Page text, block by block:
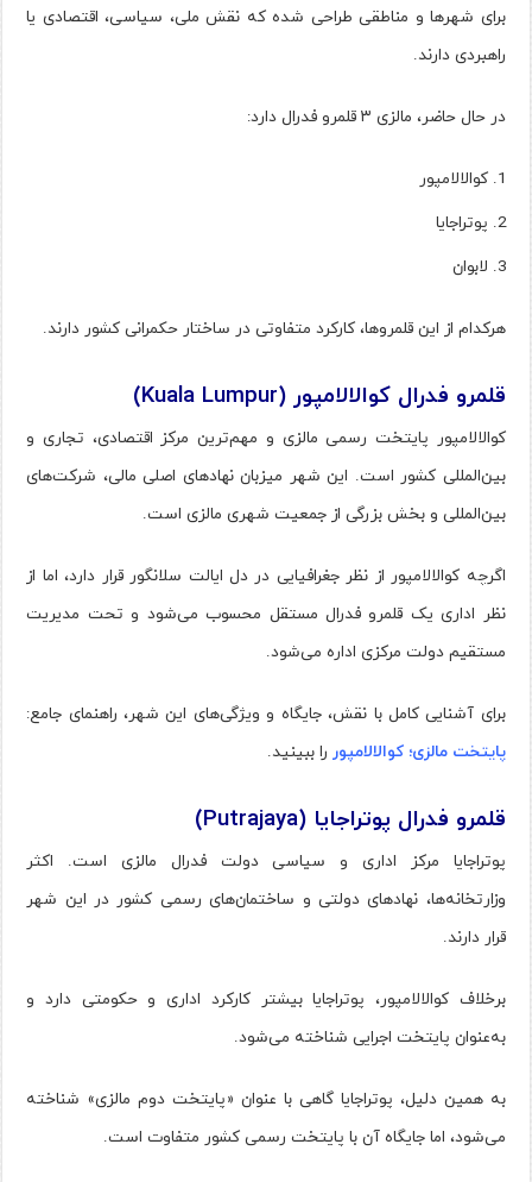
برای شهرها و مناطقی طراحی شده که نقش ملی، سیاسی، اقتصادی یا
راهبردی دارند.
در حال حاضر، مالزی ۳ قلمرو فدرال دارد:
کوالالامپور
پوتراجایا
لابوان
هرکدام از این قلمروها، کارکرد متفاوتی در ساختار حکمرانی کشور دارند.
قلمرو فدرال کوالالامپور (Kuala Lumpur)
کوالالامپور پایتخت رسمی مالزی و مهم‌ترین مرکز اقتصادی، تجاری و
بین‌المللی کشور است. این شهر میزبان نهادهای اصلی مالی، شرکت‌های
بین‌المللی و بخش بزرگی از جمعیت شهری مالزی است.
اگرچه کوالالامپور از نظر جغرافیایی در دل ایالت سلانگور قرار دارد، اما از
نظر اداری یک قلمرو فدرال مستقل محسوب می‌شود و تحت مدیریت
مستقیم دولت مرکزی اداره می‌شود.
برای آشنایی کامل با نقش، جایگاه و ویژگی‌های این شهر، راهنمای جامع:
پایتخت مالزی؛ کوالالامپور را ببینید.
قلمرو فدرال پوتراجایا (Putrajaya)
پوتراجایا مرکز اداری و سیاسی دولت فدرال مالزی است. اکثر
وزارتخانه‌ها، نهادهای دولتی و ساختمان‌های رسمی کشور در این شهر
قرار دارند.
برخلاف کوالالامپور، پوتراجایا بیشتر کارکرد اداری و حکومتی دارد و
به‌عنوان پایتخت اجرایی شناخته می‌شود.
به همین دلیل، پوتراجایا گاهی با عنوان «پایتخت دوم مالزی» شناخته
می‌شود، اما جایگاه آن با پایتخت رسمی کشور متفاوت است.